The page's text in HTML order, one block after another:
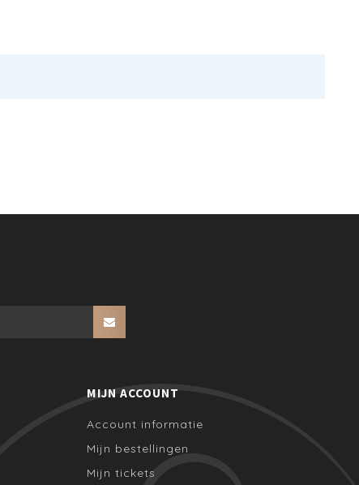
MIJN ACCOUNT
Account informatie
Mijn bestellingen
Mijn tickets